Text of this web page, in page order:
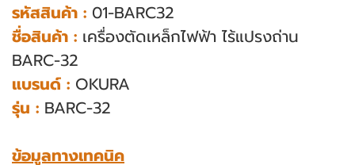
รหัสสินค้า : 01-BARC32
ชื่อสินค้า : เครื่องตัดเหล็กไฟฟ้า ไร้แปรงถ่าน
BARC-32
แบรนด์ : OKURA
รุ่น : BARC-32
ข้อมูลทางเทคนิค